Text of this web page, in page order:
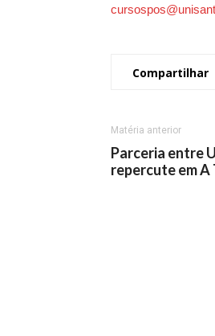
Compartilhar
Matéria anterior
Parceria entre
repercute em A